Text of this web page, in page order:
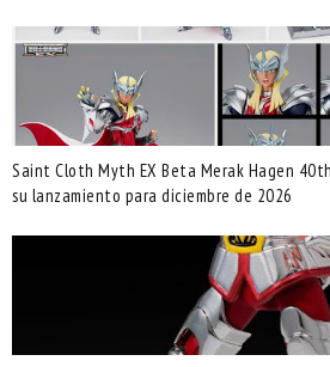
Saint Cloth Myth EX Beta Merak Hagen
su lanzamiento para diciembre de 2026